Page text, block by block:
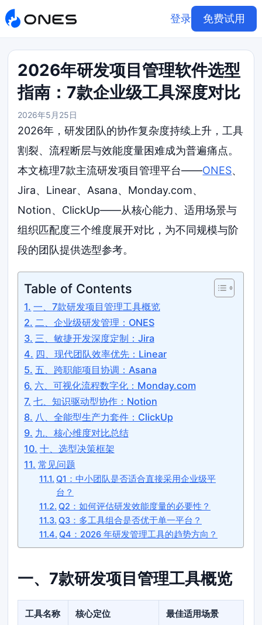
登录 免费试用
2026年研发项目管理软件选型
指南：7款企业级工具深度对比
2026年5月25日
2026年，研发团队的协作复杂度持续上升，工具
割裂、流程断层与效能度量困难成为普遍痛点。
本文梳理7款主流研发项目管理平台——ONES、
Jira、Linear、Asana、Monday.com、
Notion、ClickUp——从核心能力、适用场景与
组织匹配度三个维度展开对比，为不同规模与阶
段的团队提供选型参考。
Table of Contents
一、7款研发项目管理工具概览
二、企业级研发管理：ONES
三、敏捷开发深度定制：Jira
四、现代团队效率优先：Linear
五、跨职能项目协调：Asana
六、可视化流程数字化：Monday.com
七、知识驱动型协作：Notion
八、全能型生产力套件：ClickUp
九、核心维度对比总结
十、选型决策框架
常见问题
Q1：中小团队是否适合直接采用企业级平
台？
Q2：如何评估研发效能度量的必要性？
Q3：多工具组合是否优于单一平台？
Q4：2026 年研发管理工具的趋势方向？
一、7款研发项目管理工具概览
工具名称 核心定位 最佳适用场景